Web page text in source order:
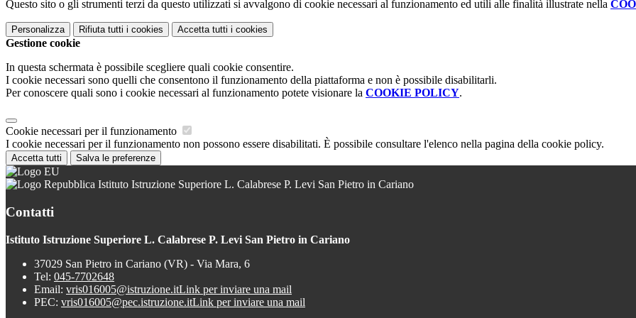
Questo sito o gli strumenti terzi da questo utilizzati si avvalgono di cookie necessari al funzionamento ed utili alle finalità illustrate nella
Personalizza Rifiuta tutti i cookies Accetta tutti i cookies
Gestione cookie
In questa schermata è possibile scegliere quali cookie consentire.
I cookie necessari sono quelli che consentono il funzionamento della piattaforma e non è possibile disabilitarli.
Per conoscere quali sono i cookie necessari al funzionamento potete visionare la COOKIE POLICY.
Cookie necessari per il funzionamento
I cookie necessari per il funzionamento non possono essere disabilitati. È possibile consultare l'elenco nella pagina della cookie policy.
Accetta tutti Salva le preferenze
Istituto Istruzione Superiore L. Calabrese P. Levi San Pietro in Cariano
Contatti
Istituto Istruzione Superiore L. Calabrese P. Levi San Pietro in Cariano
37029 San Pietro in Cariano (VR) - Via Mara, 6
Tel: 045-7702648
Email: vris016005@istruzione.itLink per inviare una mail
PEC: vris016005@pec.istruzione.itLink per inviare una mail